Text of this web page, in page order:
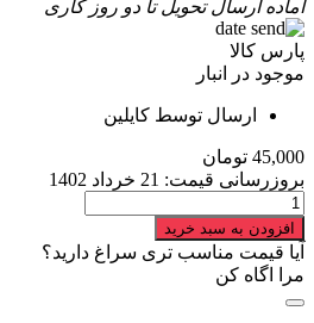
آماده ارسالتحویل تا دو روز کاری
پارس کالا
موجود در انبار
ارسال توسط کایلین
45,000 تومان
بروزرسانی قیمت: 21 خرداد 1402
مخلوط
کن
کنوود
مدل
SB327
quantity
افزودن به سبد خرید
آیا قیمت مناسب تری سراغ دارید؟
مرا اگاه کن